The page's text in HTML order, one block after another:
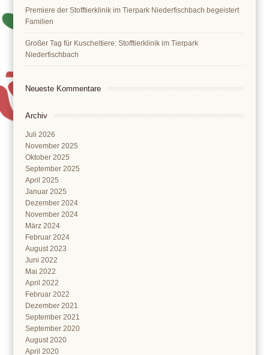
Premiere der Stofftierklinik im Tierpark Niederfischbach begeistert
Familien
Großer Tag für Kuscheltiere: Stofftierklinik im Tierpark
Niederfischbach
Neueste Kommentare
Archiv
Juli 2026
November 2025
Oktober 2025
September 2025
April 2025
Januar 2025
Dezember 2024
November 2024
März 2024
Februar 2024
August 2023
Juni 2022
Mai 2022
April 2022
Februar 2022
Dezember 2021
September 2021
September 2020
August 2020
April 2020